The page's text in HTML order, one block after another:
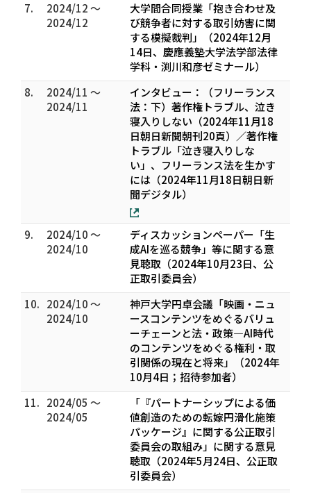
7.
2024/12 ～
2024/12
大学間合同授業「抱き合わせ及
び競争者に対する取引妨害に関
する模擬裁判」（2024年12月
14日、慶應義塾大学法学部法律
学科・渕川和彦ゼミナール）
8.
2024/11 ～
2024/11
インタビュー：（フリーランス
法：下）著作権トラブル、泣き
寝入りしない（2024年11月18
日朝日新聞朝刊20頁）／著作権
トラブル「泣き寝入りしな
い」、フリーランス法を生かす
には（2024年11月18日朝日新
聞デジタル）
9.
2024/10 ～
2024/10
ディスカッションペーパー「生
成AIを巡る競争」等に関する意
見聴取（2024年10月23日、公
正取引委員会）
10. 2024/10 ～
2024/10
神戸大学円卓会議「映画・ニュ
ースコンテンツをめぐるバリュ
ーチェーンと法・政策―AI時代
のコンテンツをめぐる権利・取
引関係の現在と将来」（2024年
10月4日；招待参加者）
11. 2024/05 ～
2024/05
「『パートナーシップによる価
値創造のための転嫁円滑化施策
パッケージ』に関する公正取引
委員会の取組み」に関する意見
聴取（2024年5月24日、公正取
引委員会）